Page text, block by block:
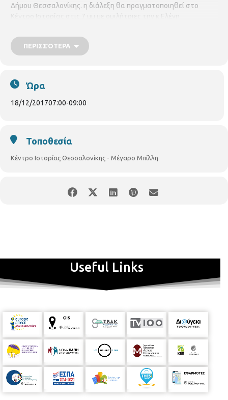
Δήμου Θεσσαλονίκης. η διάλεξη θα πραγματοποιηθεί στο
Κέντρο Ιστορίας στις 7 μμ με ομιλήτριες την κ.Ελένη
Παιδαγωγικής της Φιλοσοφικής Σχολής ΑΠΘ και την κ.
Σωτηρία Ευθυμίου, Ψυχολόγο. Για το αναλυτικό πρόγραμμα
ΠΕΡΙΣΣΌΤΕΡΑ
Ώρα
18/12/201707:00-09:00
Τοποθεσία
Κέντρο Ιστορίας Θεσσαλονίκης - Μέγαρο Μπίλλη
Useful Links